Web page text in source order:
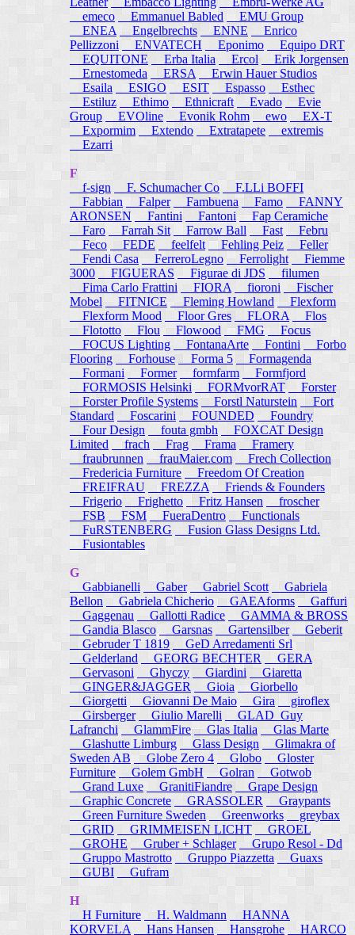
emeco
Emmanuel Babled
EMU Group
ENEA
Engelbrechts ENNE
Enrico
Pellizzoni ENVATECH Eponimo
Equipo DRT
EQUITONE
Erba Italia Ercol
Erik Jorgensen
Ernestomeda
ERSA
Erwin Hauer Studios
Esaila
ESIGO ESIT Espasso
Esthec
Estiluz
Ethimo Ethnicraft Evado
Evie
Group
EVOline Evonik Rohm ewo
EX-T
Expormim
Extendo Extratapete
extremis
Ezarri
F
f-sign
F. Schumacher Co
F.LLi BOFFI
Fabbian
Falper Fambuena Famo
FANNY
ARONSEN
Fantini Fantoni
Fap Ceramiche
Faro
Farrah Sit Farrow Ball Fast
Febru
Feco
FEDE feelfelt Fehling Peiz
Feller
Fendi Casa
FerreroLegno Ferrolight
Fiemme
3000
FIGUERAS Figurae di JDS
filumen
Fima Carlo Frattini
FIORA fioroni
Fischer
Mobel
FITNICE Fleming Howland
Flexform
Flexform Mood
Floor Gres FLORA
Flos
Flototto
Flou Flowood FMG
Focus
FOCUS Lighting
FontanaArte Fontini
Forbo
Flooring
Forhouse Forma 5
Formagenda
Formani
Former formfarm
Formfjord
FORMOSIS Helsinki
FORMvorRAT
Forster
Forster Profile Systems
Forstl Naturstein
Fort
Standard
Foscarini FOUNDED
Foundry
Four Design
fouta gmbh
FOXCAT Design
Limited
frach Frag Frama
Framery
fraubrunnen
frauMaier.com
Frech Collection
Fredericia Furniture
Freedom Of Creation
FREIFRAU
FREZZA
Friends & Founders
Frigerio
Frighetto Fritz Hansen
froscher
FSB
FSM FueraDentro
Functionals
FuRSTENBERG
Fusion Glass Designs Ltd.
Fusiontables
G
Gabbianelli
Gaber Gabriel Scott
Gabriela
Bellon
Gabriela Chicherio GAEAforms
Gaffuri
Gaggenau
Gallotti Radice
GAMMA & BROSS
Gandia Blasco
Garsnas Gartensilber
Geberit
Gebruder T 1819
GeD Arredamenti Srl
Gelderland
GEORG BECHTER
GERA
Gervasoni
Ghyczy Giardini
Giaretta
GINGER&JAGGER
Gioia
Giorbello
Giorgetti
Giovanni De Maio Gira
giroflex
Girsberger
Giulio Marelli
GLAD_Guy
Lafranchi
GlammFire Glas Italia
Glas Marte
Glashutte Limburg
Glass Design
Glimakra of
Sweden AB
Globe Zero 4 Globo
Gloster
Furniture
Golem GmbH Golran
Gotwob
Grand Luxe
GranitiFiandre
Grape Design
Graphic Concrete
GRASSOLER
Graypants
Green Furniture Sweden
Greenworks
greybax
GRID
GRIMMEISEN LICHT
GROEL
GROHE
Gruber + Schlager
Grupo Resol - Dd
Gruppo Mastrotto
Gruppo Piazzetta
Guaxs
GUBI
Gufram
H
H Furniture
H. Waldmann
HANNA
KORVELA
Hans Hansen Hansgrohe HARCO